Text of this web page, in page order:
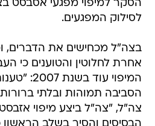
הסקר למיפוי מפגעי אסבסט
לסילוק המפגעים.
בצה"ל מכחישים את הדברים,
אחרת לחלוטין והטוענים כי
המיפוי עוד
הסביבה תמוהות ובלתי
צה"ל, "צה"ל ביצע מיפוי